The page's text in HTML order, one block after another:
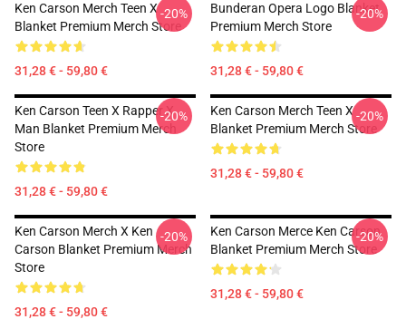
Ken Carson Merch Teen X
Blanket Premium Merch Store
31,28 € - 59,80 €
-20%
Bunderan Opera Logo Blanket
Premium Merch Store
31,28 € - 59,80 €
-20%
Ken Carson Teen X Rapper X
Man Blanket Premium Merch
Store
31,28 € - 59,80 €
-20%
Ken Carson Merch Teen X
Blanket Premium Merch Store
31,28 € - 59,80 €
-20%
Ken Carson Merch X Ken
Carson Blanket Premium Merch
Store
31,28 € - 59,80 €
-20%
Ken Carson Merce Ken Carson
Blanket Premium Merch Store
31,28 € - 59,80 €
-20%